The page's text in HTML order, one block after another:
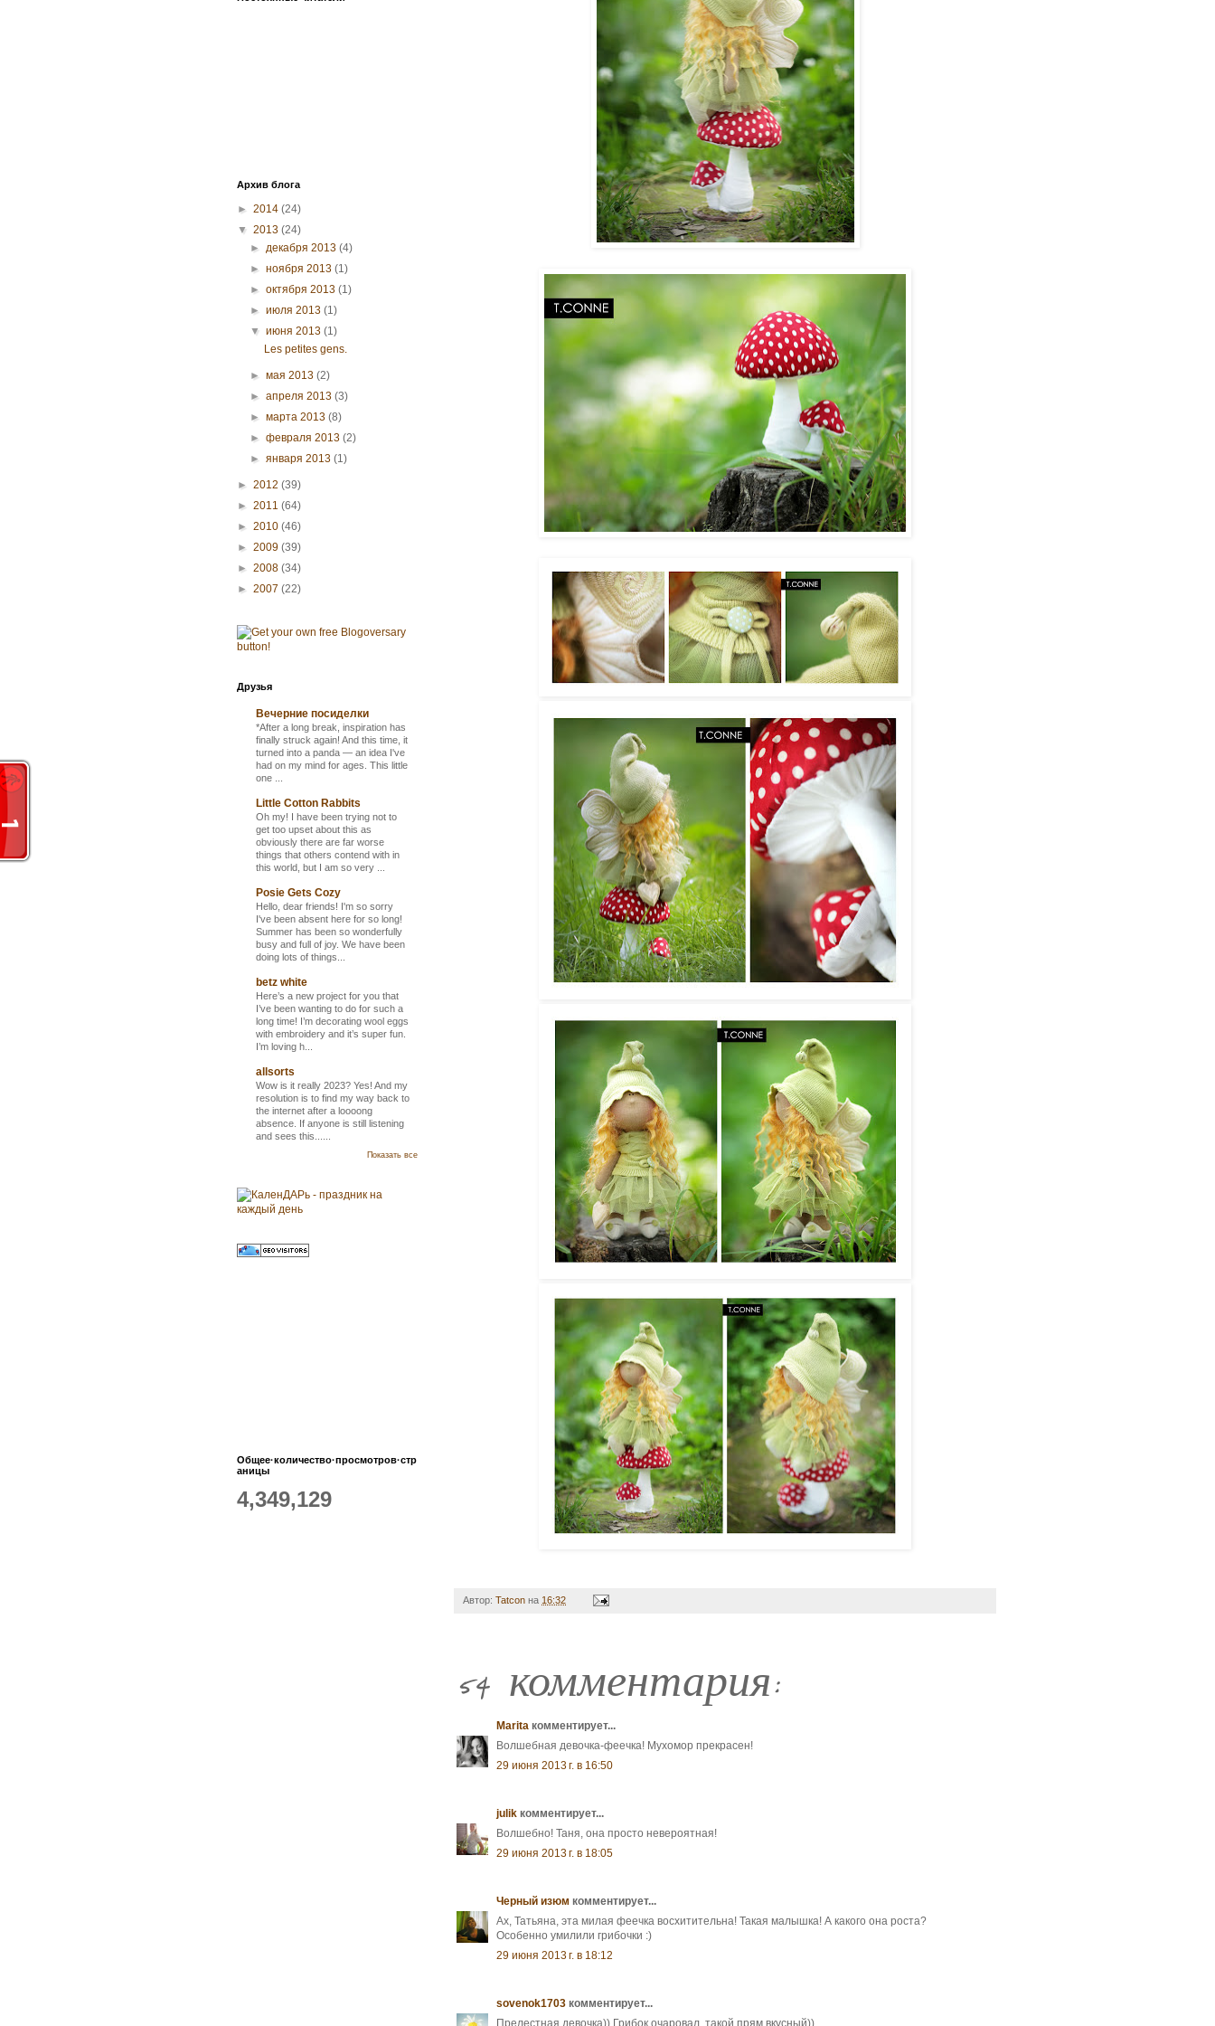
Автор: Tatcon на 16:32
54 комментария:
Marita комментирует...
Волшебная девочка-феечка! Мухомор прекрасен!
29 июня 2013 г. в 16:50
julik комментирует...
Волшебно! Таня, она просто невероятная!
29 июня 2013 г. в 18:05
Черный изюм комментирует...
Ах, Татьяна, эта милая феечка восхитительна! Такая малышка! А какого она роста?
Особенно умилили грибочки :)
29 июня 2013 г. в 18:12
sovenok1703 комментирует...
Прелестная девочка)) Грибок очаровал, такой прям вкусный))
Архив блога
► 2014 (24)
▼ 2013 (24)
►декабря 2013(4)
►ноября 2013(1)
►октября 2013(1)
►июля 2013(1)
▼июня 2013(1)
Les petites gens.
►мая 2013(2)
►апреля 2013(3)
►марта 2013(8)
►февраля 2013(2)
►января 2013(1)
► 2012 (39)
► 2011 (64)
► 2010 (46)
► 2009 (39)
► 2008 (34)
► 2007 (22)
Друзья
Вечерние посиделки
*After a long break, inspiration has
finally struck again! And this time, it
turned into a panda — an idea I've
had on my mind for ages. This little
one ...
Little Cotton Rabbits
Oh my! I have been trying not to
get too upset about this as
obviously there are far worse
things that others contend with in
this world, but I am so very ...
Posie Gets Cozy
Hello, dear friends! I'm so sorry
I've been absent here for so long!
Summer has been so wonderfully
busy and full of joy. We have been
doing lots of things...
betz white
Here’s a new project for you that
I’ve been wanting to do for such a
long time! I’m decorating wool eggs
with embroidery and it’s super fun.
I’m loving h...
allsorts
Wow is it really 2023? Yes! And my
resolution is to find my way back to
the internet after a loooong
absence. If anyone is still listening
and sees this......
Показать все
Общее·количество·просмотров·стр
аницы
4,349,129